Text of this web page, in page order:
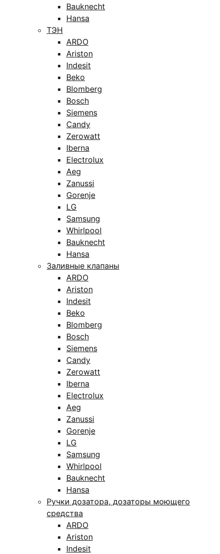
Bauknecht
Hansa
ТЭН
ARDO
Ariston
Indesit
Beko
Blomberg
Bosch
Siemens
Candy
Zerowatt
Iberna
Electrolux
Aeg
Zanussi
Gorenje
LG
Samsung
Whirlpool
Bauknecht
Hansa
Заливные клапаны
ARDO
Ariston
Indesit
Beko
Blomberg
Bosch
Siemens
Candy
Zerowatt
Iberna
Electrolux
Aeg
Zanussi
Gorenje
LG
Samsung
Whirlpool
Bauknecht
Hansa
Ручки дозатора, дозаторы моющего
средства
ARDO
Ariston
Indesit